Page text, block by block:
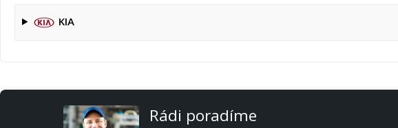
KIA
Rádi poradíme